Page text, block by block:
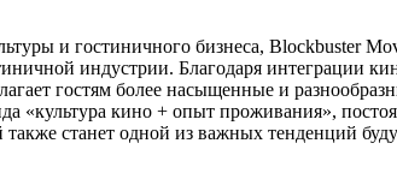
и гостиничного бизнеса, Blockbuster
индустрии. Благодаря интеграции
гостям более насыщенные и
«культура кино + опыт проживания»,
станет одной из важных тенденций